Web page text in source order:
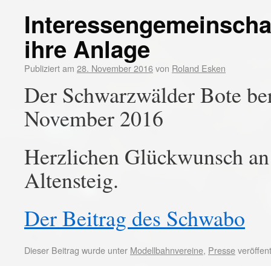
ihre Anlage
Publiziert am 28. November 2016von Roland Esken
Der Schwarzwälder Bote
November 2016
Herzlichen Glückwunsch
Altensteig.
Der Beitrag des Schwabo
Dieser Beitrag wurde unter Modellbahnvereine, Presse